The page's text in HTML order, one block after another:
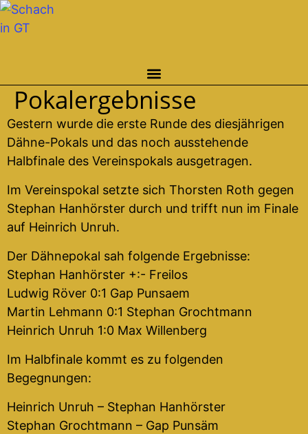
Zum
Inhalt
Pokalergebnisse
Gestern wurde die erste Runde des diesjährigen
Dähne-Pokals und das noch ausstehende
Halbfinale des Vereinspokals ausgetragen.
Im Vereinspokal setzte sich Thorsten Roth gegen
Stephan Hanhörster durch und trifft nun im Finale
auf Heinrich Unruh.
Der Dähnepokal sah folgende Ergebnisse:
Stephan Hanhörster +:- Freilos
Ludwig Röver 0:1 Gap Punsaem
Martin Lehmann 0:1 Stephan Grochtmann
Heinrich Unruh 1:0 Max Willenberg
Im Halbfinale kommt es zu folgenden
Begegnungen:
Heinrich Unruh – Stephan Hanhörster
Stephan Grochtmann – Gap Punsäm